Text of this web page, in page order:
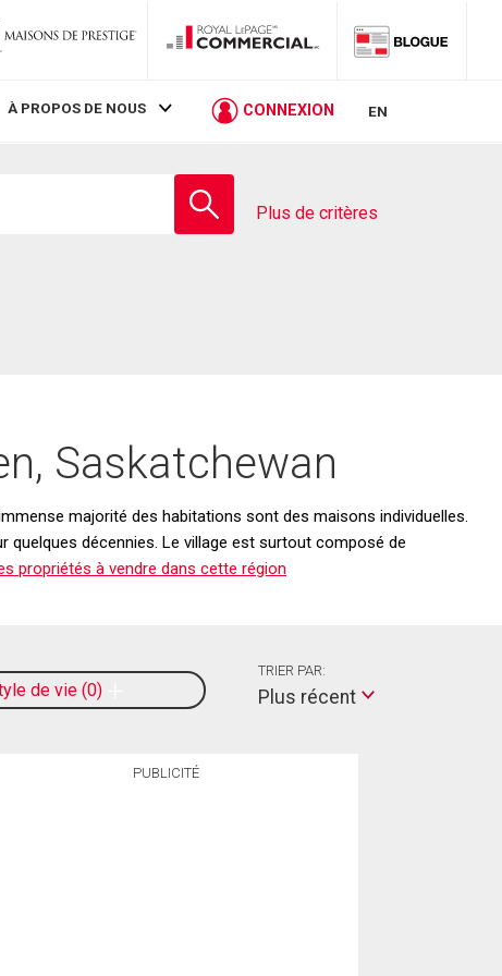
À PROPOS DE NOUS CONNEXION EN
Plus de critères
Saskatchewan
majorité des habitations sont des maisons individuelles.
quelques décennies. Le village est surtout composé de
propriétés à vendre dans cette région
de vie 0
TRIER PAR:
Plus récent
PUBLICITÉ